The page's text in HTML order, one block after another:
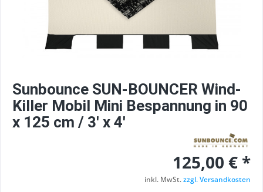
Sunbounce SUN-BOUNCER Wind-
Killer Mobil Mini Bespannung in 90
x 125 cm / 3' x 4'
125,00 € *
inkl. MwSt.zzgl. Versandkosten